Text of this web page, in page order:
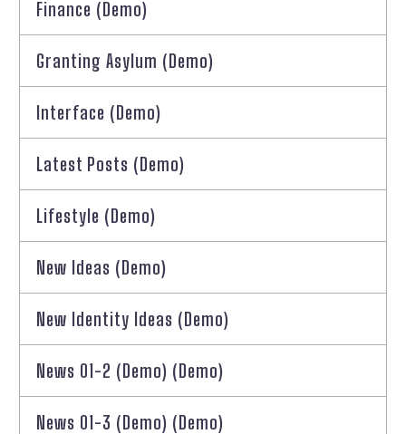
Finance (Demo)
Granting Asylum (Demo)
Interface (Demo)
Latest Posts (Demo)
Lifestyle (Demo)
New Ideas (Demo)
New Identity Ideas (Demo)
News 01-2 (Demo) (Demo)
News 01-3 (Demo) (Demo)